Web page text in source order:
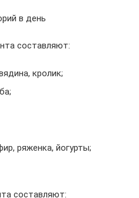
в день
составляют:
кролик;
ряженка, йогурты;
составляют: